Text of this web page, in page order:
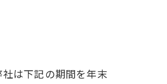
は下記の期間を年末